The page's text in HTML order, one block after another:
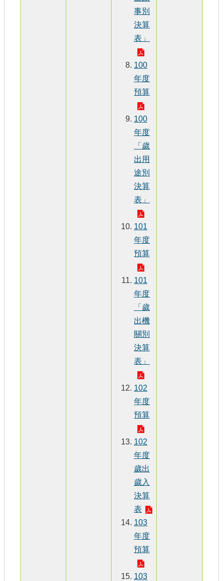
事別
決算
表」
100
年度
預算
100
年度
「歲
出用
途別
決算
表」
101
年度
預算
101
年度
「歲
出機
關別
決算
表」
102
年度
預算
102
年度
歲出
歲入
決算
表
103
年度
預算
103